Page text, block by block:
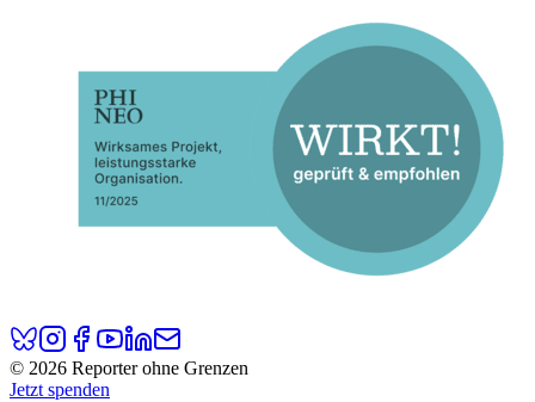
© 2026 Reporter ohne Grenzen
Jetzt spenden